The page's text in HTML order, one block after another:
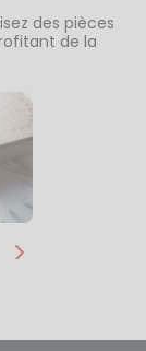
des pièces
de la